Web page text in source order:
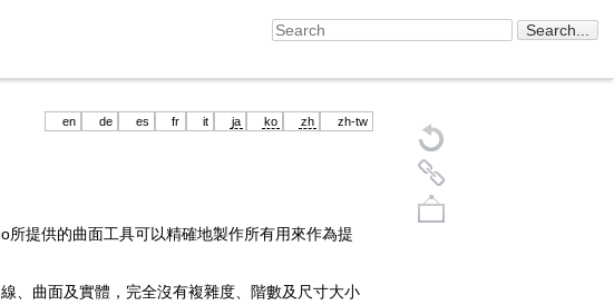
en de es fr it ja ko zh zh-tw
提供的曲面工具可以精確地製作所有用來作為提
、曲面及實體，完全沒有複雜度、階數及尺寸大小